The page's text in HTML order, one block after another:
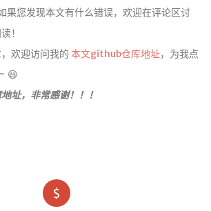
果您发现本文有什么错误，欢迎在评论区讨
！
欢迎访问我的 本文github仓库地址，为我点
😃
址，非常感谢！！！
$